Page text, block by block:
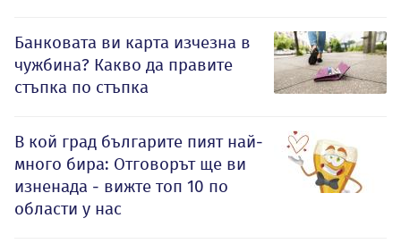
Банковата ви карта изчезна в
чужбина? Какво да правите
стъпка по стъпка
В кой град българите пият най-
много бира: Отговорът ще ви
изненада - вижте топ 10 по
области у нас